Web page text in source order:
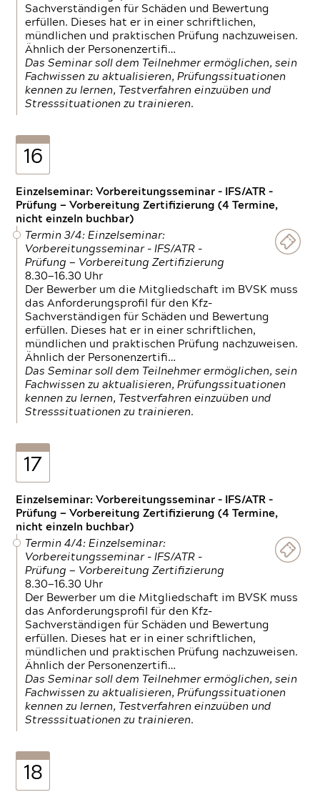
Sachverständigen für Schäden und Bewertung
erfüllen. Dieses hat er in einer schriftlichen,
mündlichen und praktischen Prüfung nachzuweisen.
Ähnlich der Personenzertifi…
Das Seminar soll dem Teilnehmer ermöglichen, sein
Fachwissen zu aktualisieren, Prüfungssituationen
kennen zu lernen, Testverfahren einzuüben und
Stresssituationen zu trainieren.
16
Einzelseminar: Vorbereitungsseminar - IFS/ATR -
Prüfung — Vorbereitung Zertifizierung (4 Termine,
nicht einzeln buchbar)
Termin 3/4: Einzelseminar:
Vorbereitungsseminar - IFS/ATR -
Prüfung — Vorbereitung Zertifizierung
8.30—16.30 Uhr
Der Bewerber um die Mitgliedschaft im BVSK muss
das Anforderungsprofil für den Kfz-
Sachverständigen für Schäden und Bewertung
erfüllen. Dieses hat er in einer schriftlichen,
mündlichen und praktischen Prüfung nachzuweisen.
Ähnlich der Personenzertifi…
Das Seminar soll dem Teilnehmer ermöglichen, sein
Fachwissen zu aktualisieren, Prüfungssituationen
kennen zu lernen, Testverfahren einzuüben und
Stresssituationen zu trainieren.
17
Einzelseminar: Vorbereitungsseminar - IFS/ATR -
Prüfung — Vorbereitung Zertifizierung (4 Termine,
nicht einzeln buchbar)
Termin 4/4: Einzelseminar:
Vorbereitungsseminar - IFS/ATR -
Prüfung — Vorbereitung Zertifizierung
8.30—16.30 Uhr
Der Bewerber um die Mitgliedschaft im BVSK muss
das Anforderungsprofil für den Kfz-
Sachverständigen für Schäden und Bewertung
erfüllen. Dieses hat er in einer schriftlichen,
mündlichen und praktischen Prüfung nachzuweisen.
Ähnlich der Personenzertifi…
Das Seminar soll dem Teilnehmer ermöglichen, sein
Fachwissen zu aktualisieren, Prüfungssituationen
kennen zu lernen, Testverfahren einzuüben und
Stresssituationen zu trainieren.
18